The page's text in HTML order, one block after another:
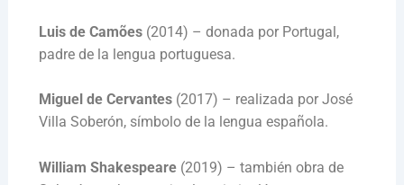
Luis de Camões(2014) – donada por Portugal,
padre de la lengua portuguesa.
Miguel de Cervantes(2017) – realizada por José
Villa Soberón, símbolo de la lengua española.
William Shakespeare(2019) – también obra de